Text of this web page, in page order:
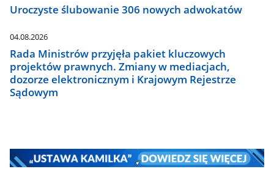
Uroczyste ślubowanie 306 nowych adwokatów
04.08.2026
Rada Ministrów przyjęła pakiet kluczowych
projektów prawnych. Zmiany w mediacjach,
dozorze elektronicznym i Krajowym Rejestrze
Sądowym